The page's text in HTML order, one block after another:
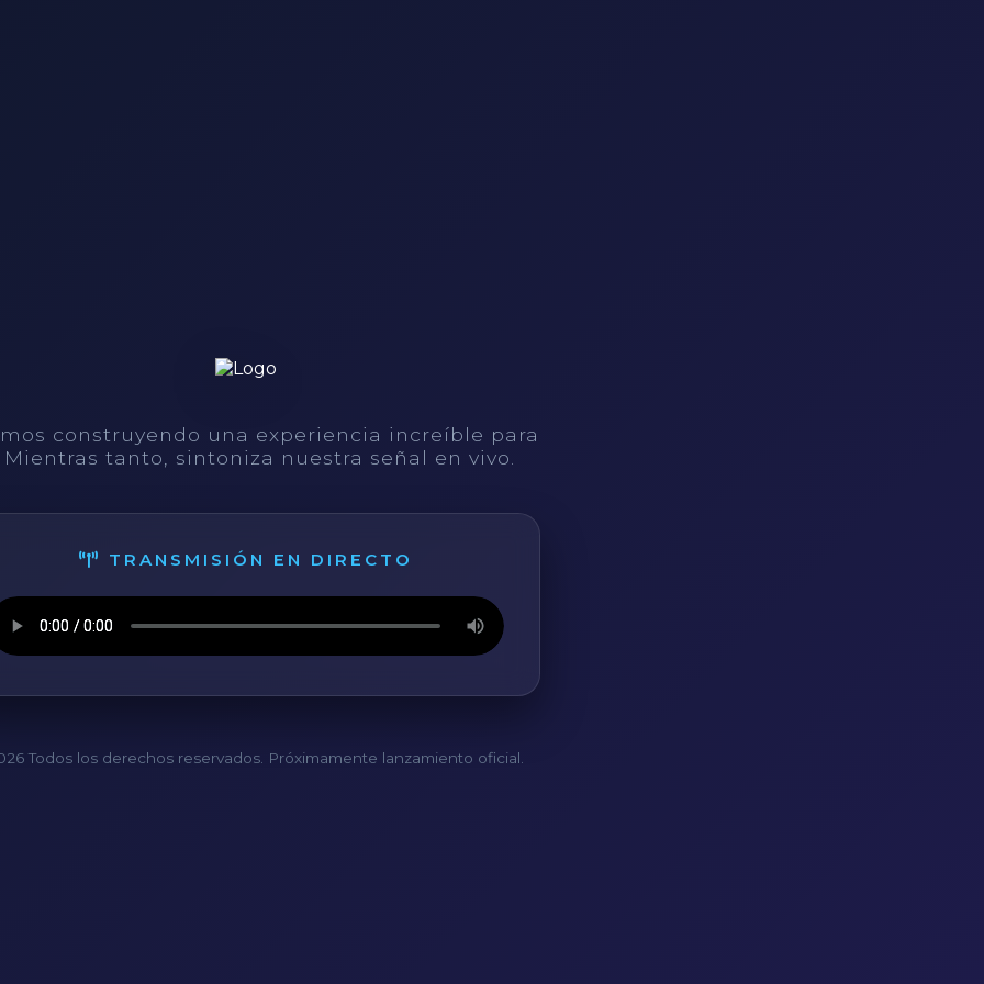
construyendo una experiencia increíble para
tanto, sintoniza nuestra señal en vivo.
TRANSMISIÓN EN DIRECTO
Todos los derechos reservados. Próximamente lanzamiento oficial.